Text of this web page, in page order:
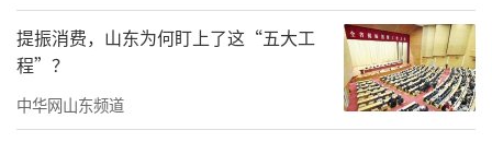
提振消费，山东为何盯上了这“五大工
程”？
中华网山东频道